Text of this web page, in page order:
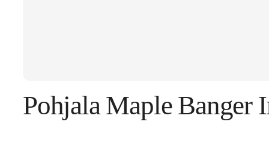
Pohjala Maple Banger